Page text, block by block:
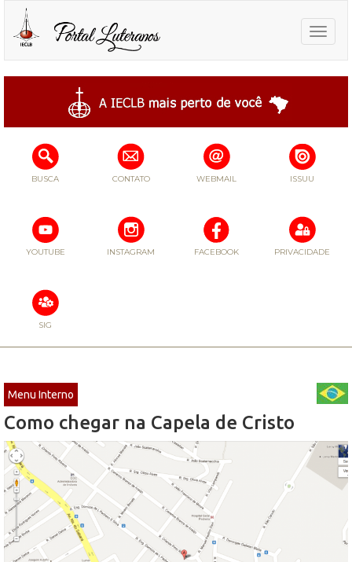
Toggle
BUSCA CONTATO WEBMAIL ISSUU
YOUTUBE INSTAGRAM FACEBOOK PRIVACIDADE
SIG
Menu Interno
Como chegar na Capela de Cristo